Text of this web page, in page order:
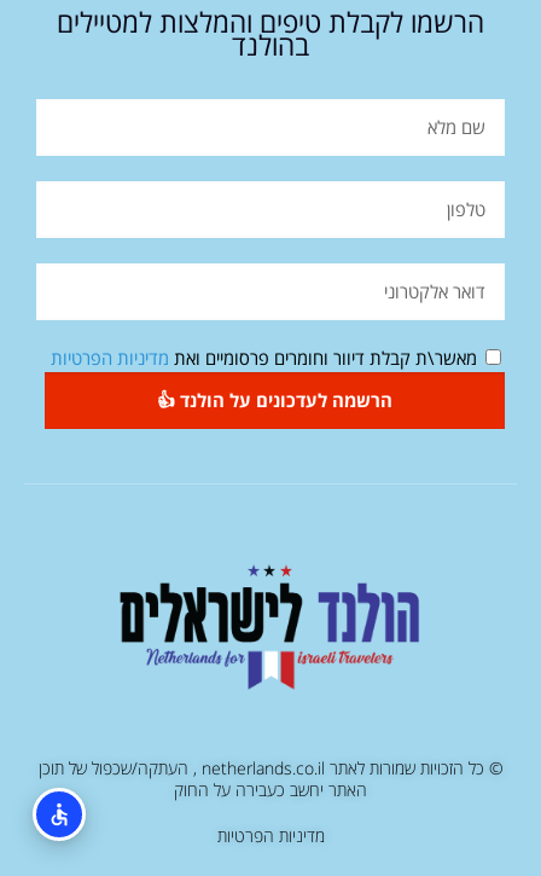
הרשמו לקבלת טיפים והמלצות למטיילים
בהולנד
מאשר\ת קבלת דיוור וחומרים פרסומיים ואת מדיניות הפרטיות
הרשמה לעדכונים על הולנד 👍
© כל הזכויות שמורות לאתר netherlands.co.il , העתקה/שכפול של תוכן
האתר יחשב כעבירה על החוק
מדיניות הפרטיות